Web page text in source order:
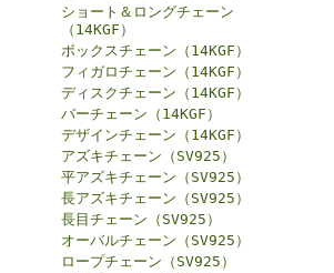
ショート＆ロングチェーン
（14KGF）
ボックスチェーン（14KGF）
フィガロチェーン（14KGF）
ディスクチェーン（14KGF）
バーチェーン（14KGF）
デザインチェーン（14KGF）
アズキチェーン（SV925）
平アズキチェーン（SV925）
長アズキチェーン（SV925）
長目チェーン（SV925）
オーバルチェーン（SV925）
ロープチェーン（SV925）